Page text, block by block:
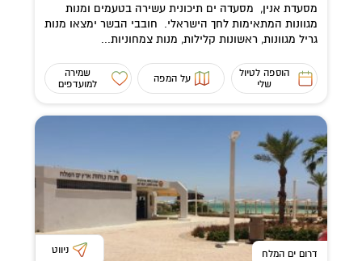
מסעדת אנין, מסעדה ים תיכונית עשירה בטעמים ומנות
מגוונות המתאימות לחך הישראלי. חובבי הבשר ימצאו מנות
גריל מגוונות, ראשונות קלילות, מנות צמחוניות...
הוספה לטיול
שלי
על המפה
שמירה
למועדפים
דרום ים המלח ניווט